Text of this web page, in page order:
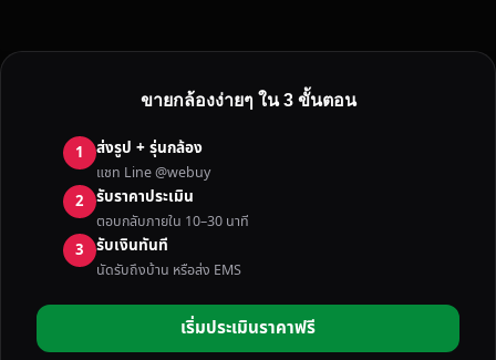
ล้
U
J
I
ฟู
จิ
ขายกล้องง่ายๆ ใน 3 ขั้นตอน
1 ส่งรูป + รุ่นกล้อง
แชท Line @webuy
2 รับราคาประเมิน
ตอบกลับภายใน 10–30 นาที
3 รับเงินทันที
นัดรับถึงบ้าน หรือส่ง EMS
เริ่มประเมินราคาฟรี